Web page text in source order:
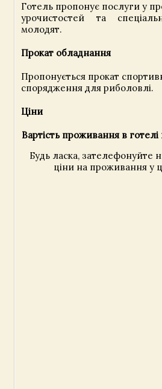
Готель пропонує послуги у
урочистостей та
молодят.
Прокат обладнання
Пропонується прокат
спорядження для риболовлі.
Ціни
Вартість проживання в
Будь ласка, зателефонуйте
ціни на проживання у